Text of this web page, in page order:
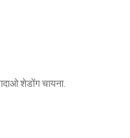
शेडोंग चायना.